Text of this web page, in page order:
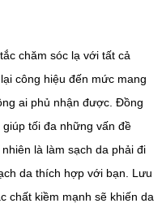
chăm sóc lạ với tất cả
công hiệu đến mức mang
ai phủ nhận được. Đồng
tối đa những vấn đề
là làm sạch da phải đi
da thích hợp với bạn. Lưu
chất kiềm mạnh sẽ khiến da